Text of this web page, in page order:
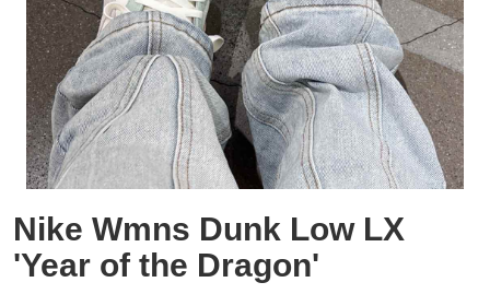
Nike Wmns Dunk Low LX
'Year of the Dragon'